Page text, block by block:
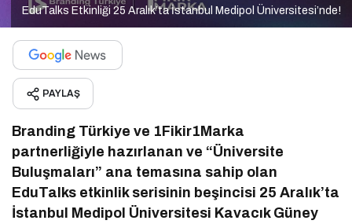
EduTalks Etkinliği 25 Aralık’ta İstanbul Medipol Üniversitesi’nde!
PAYLAŞ
Branding Türkiye ve 1Fikir1Marka
partnerliğiyle hazırlanan ve “Üniversite
Buluşmaları” ana temasına sahip olan
EduTalks etkinlik serisinin beşincisi 25 Aralık’ta
İstanbul Medipol Üniversitesi Kavacık Güney